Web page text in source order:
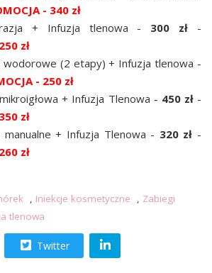
- 340 zł
+ Infuzja tlenowa - 300 zł -
zł
wodorowe (2 etapy) + Infuzja tlenowa -
- 250 zł
+ Infuzja Tlenowa - 450 zł-
zł
manualne + Infuzja Tlenowa - 320 zł -
zł
, Iniekcje kosmetyczne , Zabiegi
tlenowa
Twitter